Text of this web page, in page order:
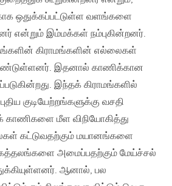
ஒதுக்கப்பட்டுள்ள வளங்களை
என்றும் இம்மக்கள் நம்புகின்றனர்.
கிராமங்களின் எல்லைகள்
இதனால் காணிக்கான
இந்தக் கிராமங்களில்
குடியேற்றங்களுக்கு வசதி
மீள விநியோகித்து
கட்டுவதற்கும் மயானங்களை
அமைப்பதற்கும் மேய்ச்சல்
ஆனால், பல